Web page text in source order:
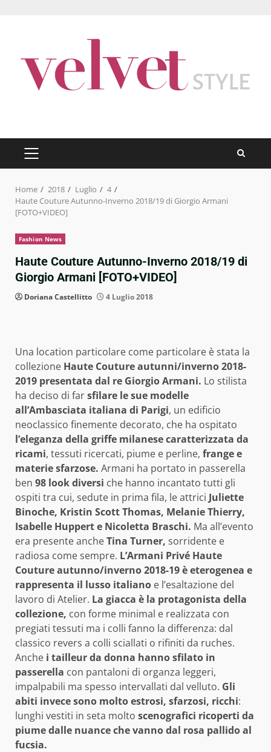
PRIMARY
MENU
Home 2018 Luglio
4
Haute Couture Autunno-Inverno 2018/19 di Giorgio Armani
[FOTO+VIDEO]
Fashion News
Haute Couture Autunno-Inverno 2018/19 di
Giorgio Armani [FOTO+VIDEO]
Doriana Castellitto 4 Luglio 2018
Una location particolare come particolare è stata la
collezione Haute Couture autunni/inverno 2018-
2019 presentata dal re Giorgio Armani. Lo stilista
ha deciso di farsfilare le sue modelle
all’Ambasciata italiana di Parigi, un edificio
neoclassico finemente decorato, che ha ospitato
l’eleganza della griffe milanese caratterizzata da
ricami, tessuti ricercati, piume e perline, frange e
materie sfarzose. Armani ha portato in passerella
ben 98 look diversi che hanno incantato tutti gli
ospiti tra cui, sedute in prima fila, le attrici Juliette
Binoche, Kristin Scott Thomas, Melanie Thierry,
Isabelle Huppert e Nicoletta Braschi. Ma all’evento
era presente ancheTina Turner, sorridente e
radiosa come sempre. L’Armani Privé Haute
Couture autunno/inverno 2018-19 è eterogenea e
rappresenta il lusso italiano e l’esaltazione del
lavoro di Atelier. La giacca è la protagonista della
collezione, con forme minimal e realizzata con
pregiati tessuti ma i colli fanno la differenza: dal
classico revers a colli sciallati o rifiniti da ruches.
Anche i tailleur da donna hanno sfilato in
passerella con pantaloni di organza leggeri,
impalpabili ma spesso intervallati dal velluto. Gli
abiti invece sono molto estrosi, sfarzosi, ricchi:
lunghi vestiti in seta molto scenografici ricoperti da
piume dalle nuance che vanno dal rosa pallido al
fucsia.